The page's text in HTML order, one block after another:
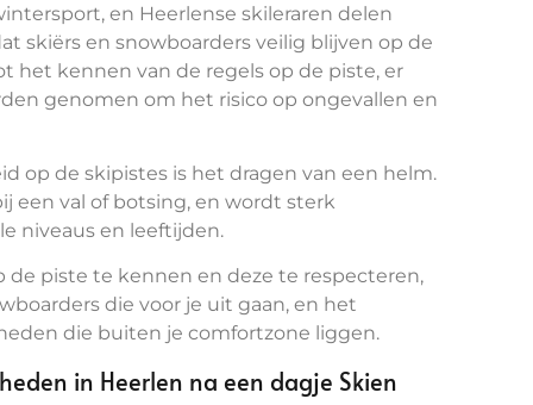
en Heerlense skileraren delen
skiërs en snowboarders veilig blijven op de
het kennen van de regels op de piste, er
genomen om het risico op ongevallen en
op de skipistes is het dragen van een helm.
een val of botsing, en wordt sterk
niveaus en leeftijden.
de piste te kennen en deze te respecteren,
die voor je uit gaan, en het
die buiten je comfortzone liggen.
in Heerlen na een dagje Skien